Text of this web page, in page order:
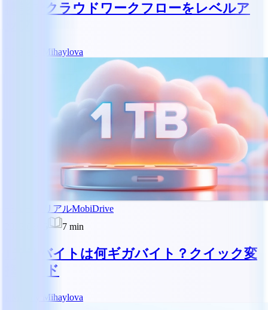
機能でクラウドワークフローをレベルア
Reny Mihaylova
チュートリアルMobiDrive
7 min
1テラバイトは何ギガバイト？クイック変
換ガイド
Reny Mihaylova